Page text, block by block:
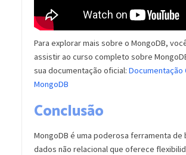
Para explorar mais sobre o MongoDB,
assistir ao curso completo sobre
sua documentação oficial: Documentação
MongoDB
Conclusão
MongoDB é uma poderosa ferramenta de
dados não relacional que oferece